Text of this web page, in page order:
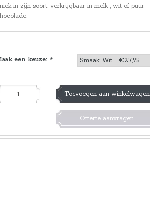
in zijn soort. verkrijgbaar in melk , wit of puur
een keuze: *
Toevoegen aan winkelwagen
Offerte aanvragen